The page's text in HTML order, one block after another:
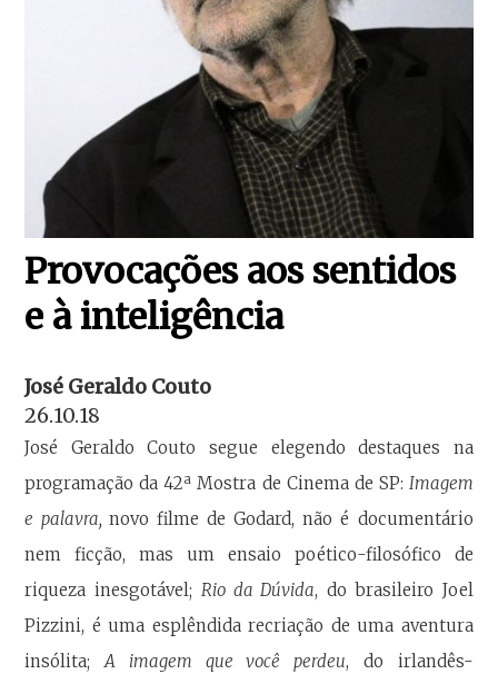
Provocações aos sentidos
e à inteligência
José Geraldo Couto
26.10.18
José Geraldo Couto segue elegendo destaques na
programação da 42a Mostra de Cinema de SP: Imagem
e palavra, novo filme de Godard, não é documentário
nem ficção, mas um ensaio poético-filosófico de
riqueza inesgotável; Rio da Dúvida, do brasileiro Joel
Pizzini, é uma esplêndida recriação de uma aventura
insólita;A imagem que você perdeu, do irlandês-